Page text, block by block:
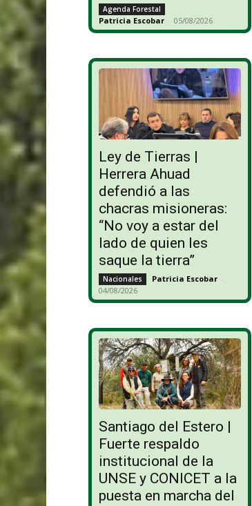
Agenda Forestal
Patricia Escobar - 05/08/2026
Ley de Tierras |
Herrera Ahuad
defendió a las
chacras misioneras:
“No voy a estar del
lado de quien les
saque la tierra”
Nacionales Patricia Escobar -
04/08/2026
Santiago del Estero |
Fuerte respaldo
institucional de la
UNSE y CONICET a la
puesta en marcha del